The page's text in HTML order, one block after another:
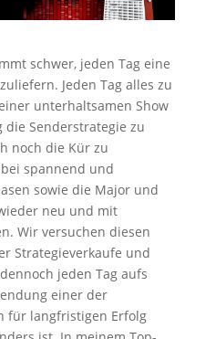
schwer, jeden Tag eine
Jeden Tag alles zu
unterhaltsamen Show
die Senderstrategie zu
noch die Kür zu
spannend und
sowie die Major und
neu und mit
Wir versuchen diesen
Strategieverkaufe und
jeden Tag aufs
einer der
für langfristigen Erfolg